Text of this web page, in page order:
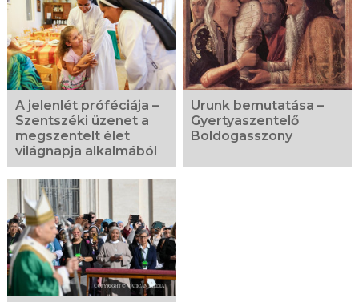
A jelenlét próféciája –
Szentszéki üzenet a
megszentelt élet
világnapja alkalmából
Urunk bemutatása –
Gyertyaszentelő
Boldogasszony